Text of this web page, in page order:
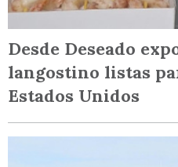
Desde Deseado
langostino listas
Estados Unidos